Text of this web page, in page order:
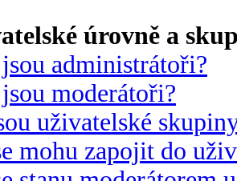
úrovně a
administrátoři?
moderátoři?
uživatelské
mohu zapojit do